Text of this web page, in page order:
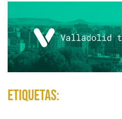
Etiquetas: